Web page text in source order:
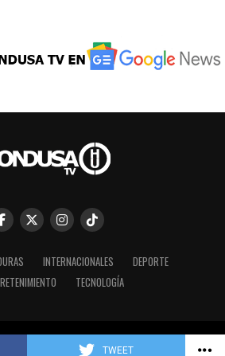
TWEET
INTERNACIONALES
DEPORTE
TECNOLOGÍA
© 2023 HONDUSA TV INC.